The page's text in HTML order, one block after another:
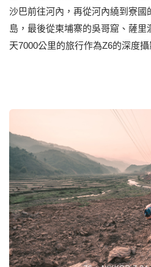
沙巴前往河內，再從河內繞到寮國
島，最後從柬埔寨的吳哥窟、薩里
天7000公里的旅行作為Z6的深度攝